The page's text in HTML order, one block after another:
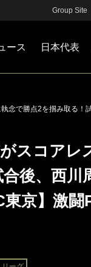
Group Site
ース 日本代表
念で勝点2を掴み取る！
スコアレ
後、西川
京】激闘